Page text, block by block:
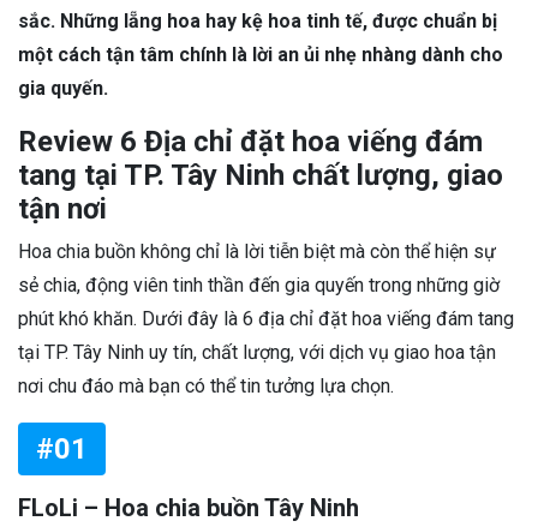
sắc. Những lẵng hoa hay kệ hoa tinh tế, được chuẩn bị
một cách tận tâm chính là lời an ủi nhẹ nhàng dành cho
gia quyến.
Review 6 Địa chỉ đặt hoa viếng đám
tang tại TP. Tây Ninh chất lượng, giao
tận nơi
Hoa chia buồn không chỉ là lời tiễn biệt mà còn thể hiện sự
sẻ chia, động viên tinh thần đến gia quyến trong những giờ
phút khó khăn. Dưới đây là 6 địa chỉ đặt hoa viếng đám tang
tại TP. Tây Ninh uy tín, chất lượng, với dịch vụ giao hoa tận
nơi chu đáo mà bạn có thể tin tưởng lựa chọn.
#01
FLoLi – Hoa chia buồn Tây Ninh